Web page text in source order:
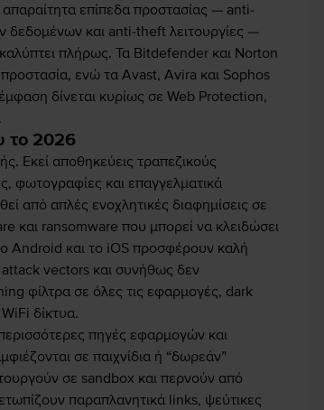
επίπεδα προστασίας — anti-
και anti-theft λειτουργίες —
πλήρως. Τα Bitdefender και Norton
ενώ τα Avast, Avira και Sophos
δίνεται κυρίως σε Web Protection,
το 2026
Εκεί αποθηκεύεις τραπεζικούς
φωτογραφίες και επαγγελματικά
από απλές ενοχλητικές διαφημίσεις σε
και ransomware που μπορεί να κλειδώσει
Android και το iOS προσφέρουν καλή
vectors και συνήθως δεν
φίλτρα σε όλες τις εφαρμογές, dark
δίκτυα.
πηγές εφαρμογών και
σε παιχνίδια ή “δωρεάν”
σε sandbox και περνούν από
παραπλανητικά links, ψεύτικες